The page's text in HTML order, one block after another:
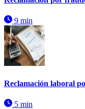
9 min
Reclamación laboral
5 min